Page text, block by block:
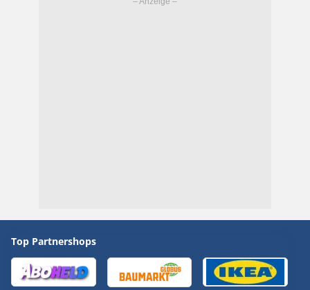
Top Partnershops